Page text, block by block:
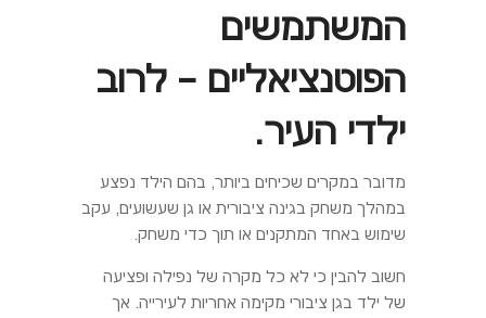
המשתמשים
הפוטנציאליים – לרוב
ילדי העיר.
מדובר במקרים שכיחים ביותר, בהם הילד נפצע
במהלך משחק בגינה ציבורית או גן שעשועים, עקב
שימוש באחד המתקנים או תוך כדי משחק.
חשוב להבין כי לא כל מקרה של נפילה ופציעה
של ילד בגן ציבורי מקימה אחריות לעירייה. אך